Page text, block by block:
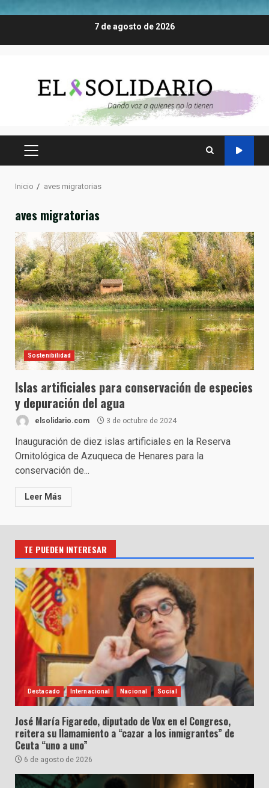
7 de agosto de 2026
MENÚ
Inicio aves migratorias
aves migratorias
Sostenibilidad
Islas artificiales para conservación de especies
y depuración del agua
elsolidario.com 3 de octubre de 2024
Inauguración de diez islas artificiales en la Reserva
Ornitológica de Azuqueca de Henares para la
conservación de...
Leer Más
TE PUEDEN INTERESAR
Destacado Internacional Nacional Social
José María Figaredo, diputado de Vox en el Congreso,
reitera su llamamiento a “cazar a los inmigrantes” de
Ceuta “uno a uno”
6 de agosto de 2026